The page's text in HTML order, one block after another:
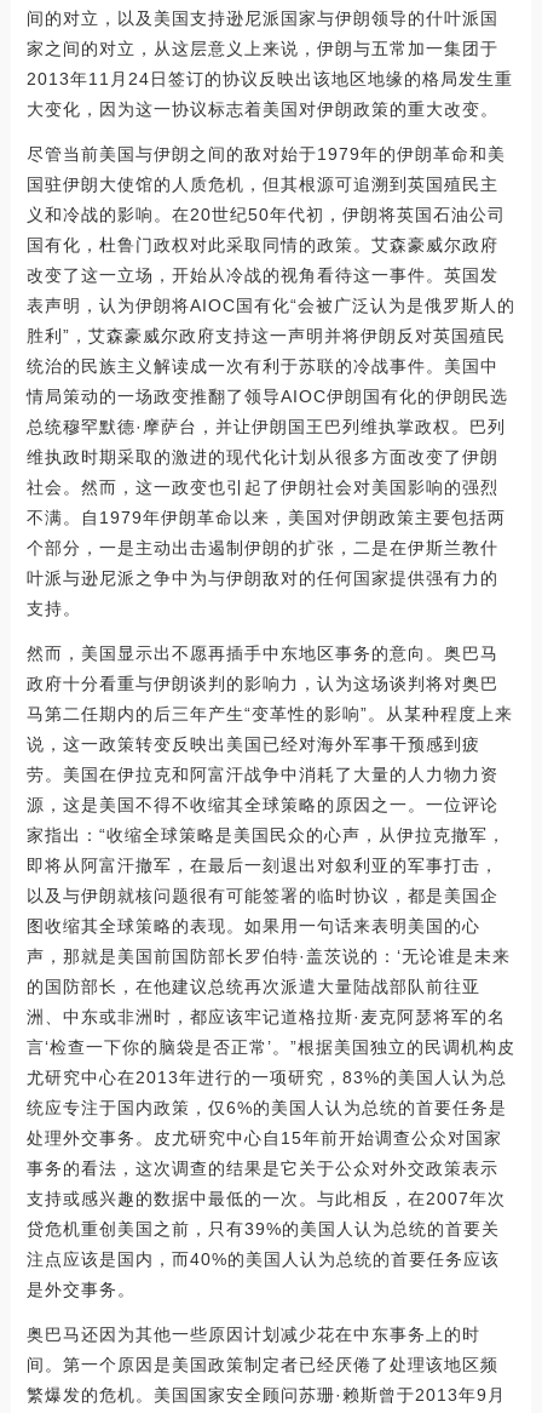
间的对立，以及美国支持逊尼派国家与伊朗领导的什叶派国
家之间的对立，从这层意义上来说，伊朗与五常加一集团于
2013年11月24日签订的协议反映出该地区地缘的格局发生重
大变化，因为这一协议标志着美国对伊朗政策的重大改变。
尽管当前美国与伊朗之间的敌对始于1979年的伊朗革命和美
国驻伊朗大使馆的人质危机，但其根源可追溯到英国殖民主
义和冷战的影响。在20世纪50年代初，伊朗将英国石油公司
国有化，杜鲁门政权对此采取同情的政策。艾森豪威尔政府
改变了这一立场，开始从冷战的视角看待这一事件。英国发
表声明，认为伊朗将AIOC国有化“会被广泛认为是俄罗斯人的
胜利”，艾森豪威尔政府支持这一声明并将伊朗反对英国殖民
统治的民族主义解读成一次有利于苏联的冷战事件。美国中
情局策动的一场政变推翻了领导AIOC伊朗国有化的伊朗民选
总统穆罕默德·摩萨台，并让伊朗国王巴列维执掌政权。巴列
维执政时期采取的激进的现代化计划从很多方面改变了伊朗
社会。然而，这一政变也引起了伊朗社会对美国影响的强烈
不满。自1979年伊朗革命以来，美国对伊朗政策主要包括两
个部分，一是主动出击遏制伊朗的扩张，二是在伊斯兰教什
叶派与逊尼派之争中为与伊朗敌对的任何国家提供强有力的
支持。
然而，美国显示出不愿再插手中东地区事务的意向。奥巴马
政府十分看重与伊朗谈判的影响力，认为这场谈判将对奥巴
马第二任期内的后三年产生“变革性的影响”。从某种程度上来
说，这一政策转变反映出美国已经对海外军事干预感到疲
劳。美国在伊拉克和阿富汗战争中消耗了大量的人力物力资
源，这是美国不得不收缩其全球策略的原因之一。一位评论
家指出：“收缩全球策略是美国民众的心声，从伊拉克撤军，
即将从阿富汗撤军，在最后一刻退出对叙利亚的军事打击，
以及与伊朗就核问题很有可能签署的临时协议，都是美国企
图收缩其全球策略的表现。如果用一句话来表明美国的心
声，那就是美国前国防部长罗伯特·盖茨说的：‘无论谁是未来
的国防部长，在他建议总统再次派遣大量陆战部队前往亚
洲、中东或非洲时，都应该牢记道格拉斯·麦克阿瑟将军的名
言‘检查一下你的脑袋是否正常’。”根据美国独立的民调机构皮
尤研究中心在2013年进行的一项研究，83%的美国人认为总
统应专注于国内政策，仅6%的美国人认为总统的首要任务是
处理外交事务。皮尤研究中心自15年前开始调查公众对国家
事务的看法，这次调查的结果是它关于公众对外交政策表示
支持或感兴趣的数据中最低的一次。与此相反，在2007年次
贷危机重创美国之前，只有39%的美国人认为总统的首要关
注点应该是国内，而40%的美国人认为总统的首要任务应该
是外交事务。
奥巴马还因为其他一些原因计划减少花在中东事务上的时
间。第一个原因是美国政策制定者已经厌倦了处理该地区频
繁爆发的危机。美国国家安全顾问苏珊·赖斯曾于2013年9月